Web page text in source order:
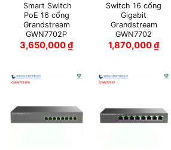
Smart Switch
PoE 16 cổng
Grandstream
GWN7702P
3,650,000₫
Switch 16 cổng
Gigabit
Grandstream
GWN7702
1,870,000₫